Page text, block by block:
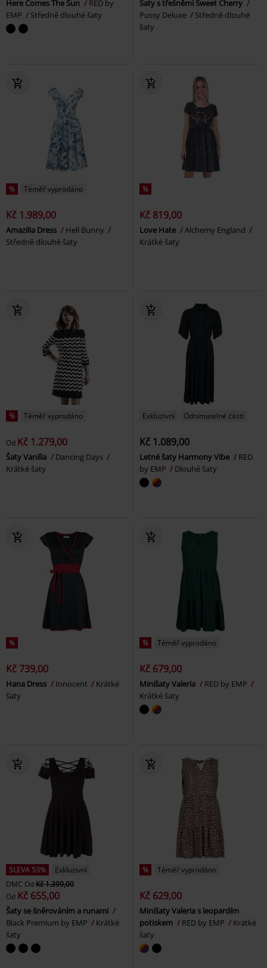
Here Comes The Sun
RED by
EMP
Středně dlouhé šaty
Šaty s třešněmi Sweet Cherry
Pussy Deluxe
Středně dlouhé
šaty
% Téměř vyprodáno
Kč 1.989,00
Amazilia Dress
Hell Bunny
Středně dlouhé šaty
%
Kč 819,00
Love Hate
Alchemy England
Krátké šaty
% Téměř vyprodáno
Od Kč 1.279,00
Šaty Vanilla
Dancing Days
Krátké šaty
Exkluzivní Odnímatelné části
Kč 1.089,00
Letné šaty Harmony Vibe
RED
by EMP
Dlouhé šaty
%
Kč 739,00
Hana Dress Innocent
Krátké
šaty
% Téměř vyprodáno
Kč 679,00
Minišaty Valeria
RED by EMP
Krátké šaty
SLEVA 53%
Exkluzivní
DMC Od Kč 1.399,00
Od Kč 655,00
Šaty se šněrováním a runami
Black Premium by EMP
Krátké
šaty
% Téměř vyprodáno
Kč 629,00
Minišaty Valeria s leopardím
potiskem
RED by EMP
Krátké
šaty